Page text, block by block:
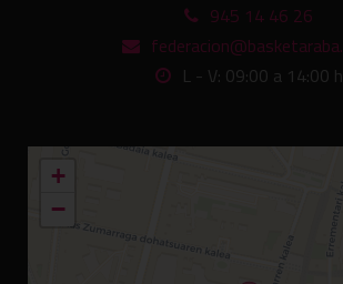
945 14 46 26
L - V: 09:00 a 14:00 h
+
−